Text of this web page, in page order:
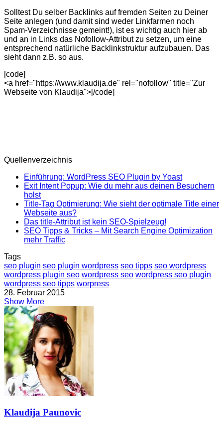
Solltest Du selber Backlinks auf fremden Seiten zu Deiner
Seite anlegen (und damit sind weder Linkfarmen noch
Spam-Verzeichnisse gemeint!), ist es wichtig auch hier ab
und an in Links das Nofollow-Attribut zu setzen, um eine
entsprechend natürliche Backlinkstruktur aufzubauen. Das
sieht dann z.B. so aus.
[code]
<a href="https://www.klaudija.de" rel="nofollow" title="Zur
Webseite von Klaudija">[/code]
Quellenverzeichnis
Einführung: WordPress SEO Plugin by Yoast
Exit Intent Popup: Wie du mehr aus deinen Besuchern
holst
Title-Tag Optimierung: Wie sieht der optimale Title einer
Webseite aus?
Das title-Attribut ist kein SEO-Spielzeug!
SEO Tipps & Tricks – Mit Search Engine Optimization
mehr Traffic
Tags
seo plugin seo plugin wordpress seo tipps seo wordpress
wordpress plugin seo wordpress seo wordpress seo plugin
wordpress seo tipps worpress
28. Februar 2015
Show More
Klaudija Paunovic